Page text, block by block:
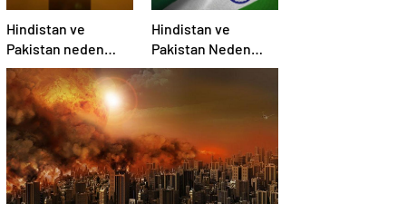
Hindistan ve
Pakistan neden
savaşıyor?
Hindistan ve
Pakistan Neden
Savaşıyor? Keşmir
Neden Savaş
Başladı? İşte
Hindistan Pakistan
Savaşının Tarihçesi!